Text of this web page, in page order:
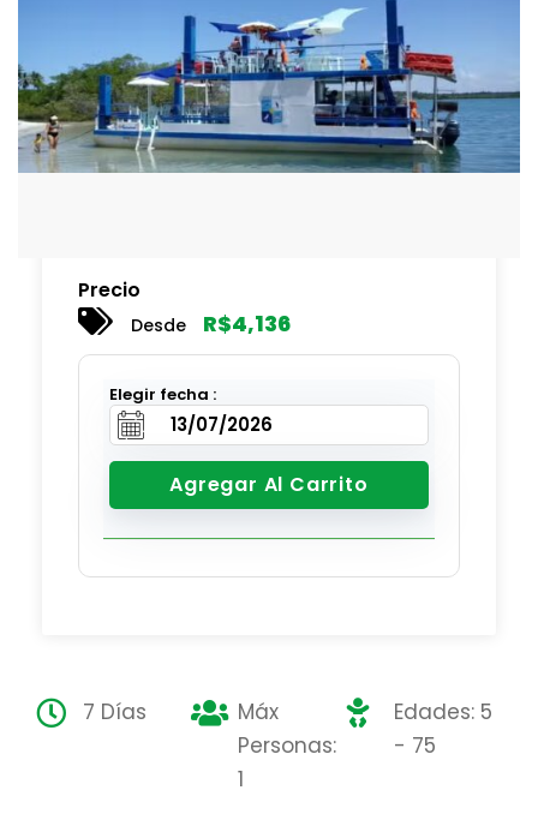
Precio
Desde R$4,136
Elegir fecha :
Agregar Al Carrito
7 Días
Máx
Personas:
1
Edades: 5
- 75